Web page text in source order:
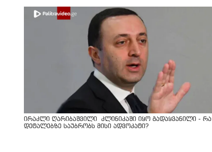
ირაკლი ღარიბაშვილი კლინიკაში იყო გადაყვანილი - რა
დეტალებზე საუბრობს მისი ადვოკატი?